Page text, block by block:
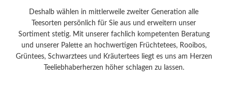
Deshalb wählen in mittlerweile zweiter Generation alle
Teesorten persönlich für Sie aus und erweitern unser
Sortiment stetig. Mit unserer fachlich kompetenten Beratung
und unserer Palette an hochwertigen Früchtetees, Rooibos,
Grüntees, Schwarztees und Kräutertees liegt es uns am Herzen
Teeliebhaberherzen höher schlagen zu lassen.